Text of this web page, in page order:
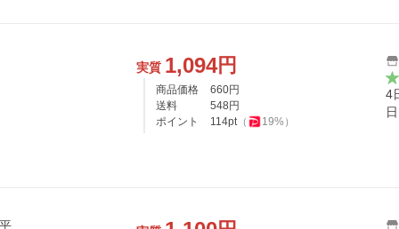
実質 1,094円
商品価格 660円
送料
548 円
ポイント
114pt（ 19%）
4